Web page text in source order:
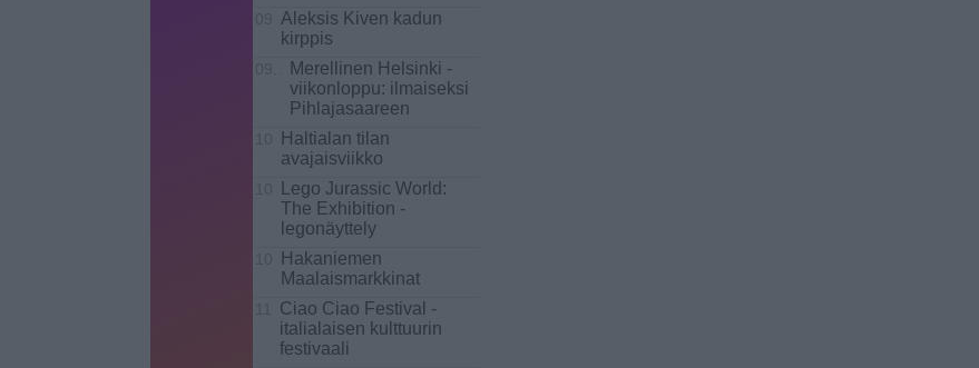
Aleksis Kiven kadun
kirppis
Merellinen Helsinki ​-
viikonloppu: ilmaiseksi
Pihlajasaareen
Haltialan tilan
avajaisviikko
Lego Jurassic World:
The Exhibition -
legonäyttely
Hakaniemen
Maalaismarkkinat
Ciao Ciao Festival -
italialaisen kulttuurin
festivaali